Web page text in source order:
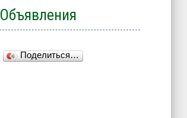
Объявления
Поделиться…